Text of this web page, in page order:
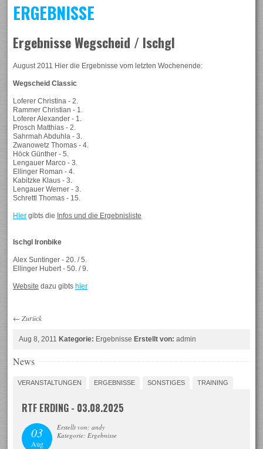
ERGEBNISSE
Ergebnisse Wegscheid / Ischgl
August 2011 Hier die Ergebnisse vom letzten Wochenende:
Wegscheid Classic
Loferer Christina - 2.
Rammer Christian - 1.
Loferer Alexander - 1.
Prosch Matthias - 2.
Sahrmah Abduhla - 3.
Zwanowetz Thomas - 4.
Höck Günther - 5.
Lengauer Marco - 3.
Ellinger Roman - 4.
Kabitzke Klaus - 3.
Lengauer Werner - 3.
Schrettl Thomas - 15.
Hier gibts die Infos und die Ergebnisliste
Ischgl Ironbike
Alex Suntinger - 20. / 5.
Ellinger Hubert - 50. / 9.
Website dazu gibtshier
← Zurück
Aug 8, 2011Kategorie: ErgebnisseErstellt von: admin
News
VERANSTALTUNGEN ERGEBNISSE SONSTIGES TRAINING
RTF ERDING - 03.08.2025
03
Aug
Erstellt von: andy
Kategorie: Ergebnisse